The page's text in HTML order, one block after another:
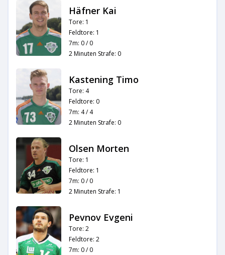
Häfner Kai
Tore: 1
Feldtore: 1
7m: 0 / 0
2 Minuten Strafe: 0
Kastening Timo
Tore: 4
Feldtore: 0
7m: 4 / 4
2 Minuten Strafe: 0
Olsen Morten
Tore: 1
Feldtore: 1
7m: 0 / 0
2 Minuten Strafe: 1
Pevnov Evgeni
Tore: 2
Feldtore: 2
7m: 0 / 0